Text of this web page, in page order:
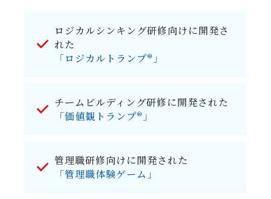
ロジカルシンキング研修向けに開発さ
れた
「ロジカルトランプ®」
チームビルディング研修に開発された
「価値観トランプ®」
管理職研修向けに開発された
「管理職体験ゲーム」